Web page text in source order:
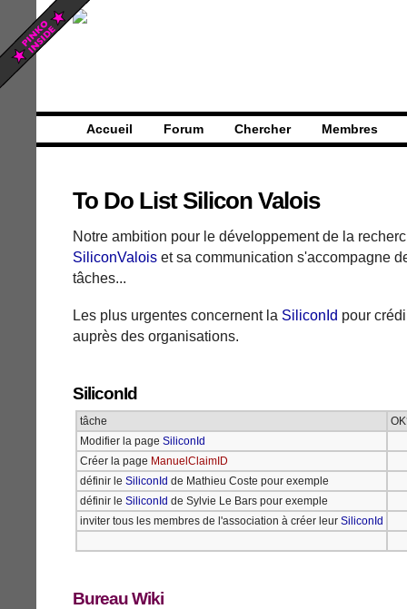
Accueil Forum Chercher Membres
To Do List Silicon Valois
Notre ambition pour le développement de la
SiliconValois et sa communication s'accompagne
tâches...
Les plus urgentes concernent la SiliconId pour
auprès des organisations.
SiliconId
tâche
Modifier la page SiliconId
Créer la page ManuelClaimID
définir le SiliconId de Mathieu Coste pour exemple
définir le SiliconId de Sylvie Le Bars pour exemple
inviter tous les membres de l'association à créer leur SiliconId
Bureau Wiki